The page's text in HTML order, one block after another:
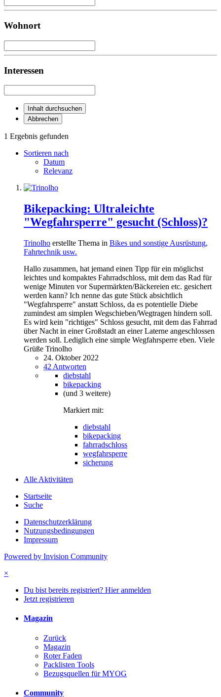
Wohnort
Interessen
Inhalt durchsuchen
Abbrechen
1 Ergebnis gefunden
Sortieren nach
Datum
Relevanz
Bikepacking: Ultraleichte
"Wegfahrsperre" gesucht (Schloss)?
Trinolho erstellte Thema in Bikes und sonstige Ausrüstung,
Fahrtechnik usw.
Hallo zusammen, hat jemand einen Tipp für ein möglichst
leichtes und kompaktes Fahrradschloss, mit dem das Rad für
wenige Minuten vor Supermärkten/Bäckereien etc. gesichert
werden kann? Ich nenne das gute Stück absichtlich
"Wegfahrsperre" anstatt Schloss, da es potentielle Diebe
zumindest am simplen Wegschieben/Wegtragen hindern soll.
Es wird kein "richtiges" Schloss gesucht, mit dem das Fahrrad
über Nacht in einer Großstadt an einer Laterne angeschlossen
werden soll. Lediglich eine simple Wegfahrsperre eben. Viele
Grüße Trinolho
24. Oktober 2022
42 Antworten
diebstahl
bikepacking
(und 3 weitere)
Markiert mit:
diebstahl
bikepacking
fahrradschloss
wegfahrsperre
sicherung
Alle Aktivitäten
Startseite
Suche
Datenschutzerklärung
Nutzungsbedingungen
Impressum
Powered by Invision Community
×
Du bist bereits registriert? Hier anmelden
Jetzt registrieren
Magazin
Zurück
Magazin
Roter Faden
Packlisten Tools
Bezugsquellen für MYOG
Community